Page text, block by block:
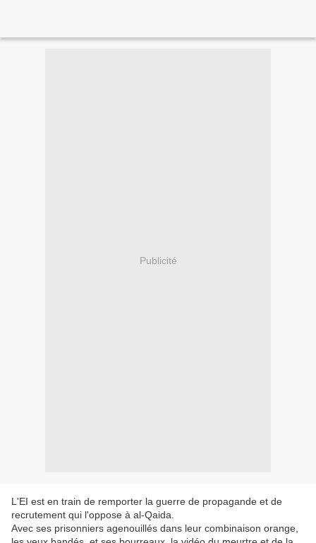
Publicité
L'EI est en train de remporter la guerre de propagande et de
recrutement qui l'oppose à al-Qaida.
Avec ses prisonniers agenouillés dans leur combinaison orange,